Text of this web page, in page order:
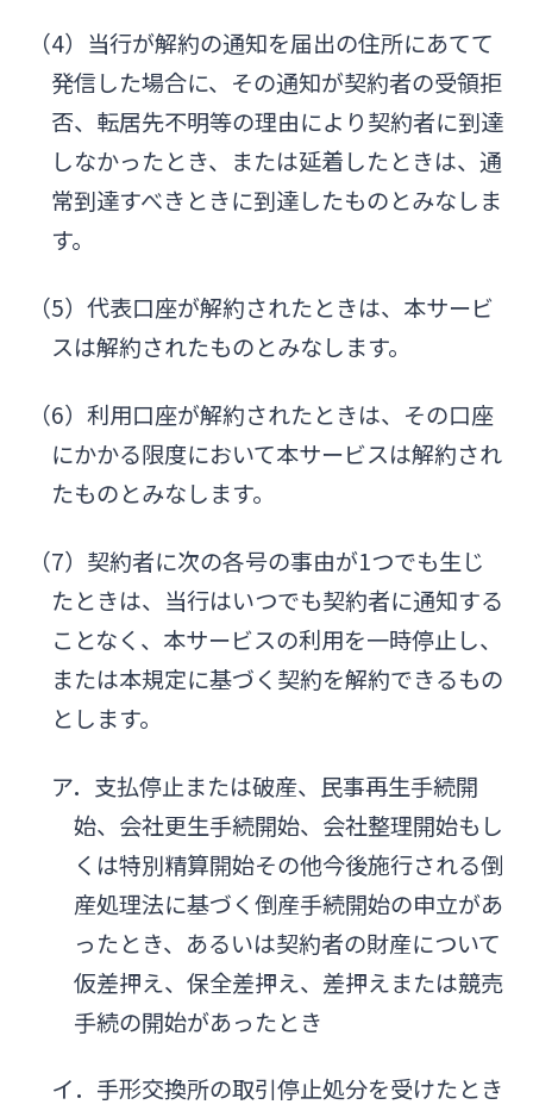
（4）当行が解約の通知を届出の住所にあてて
発信した場合に、その通知が契約者の受領拒
否、転居先不明等の理由により契約者に到達
しなかったとき、または延着したときは、通
常到達すべきときに到達したものとみなしま
す。
（5）代表口座が解約されたときは、本サービ
スは解約されたものとみなします。
（6）利用口座が解約されたときは、その口座
にかかる限度において本サービスは解約され
たものとみなします。
（7）契約者に次の各号の事由が1つでも生じ
たときは、当行はいつでも契約者に通知する
ことなく、本サービスの利用を一時停止し、
または本規定に基づく契約を解約できるもの
とします。
ア．支払停止または破産、民事再生手続開
始、会社更生手続開始、会社整理開始もし
くは特別精算開始その他今後施行される倒
産処理法に基づく倒産手続開始の申立があ
ったとき、あるいは契約者の財産について
仮差押え、保全差押え、差押えまたは競売
手続の開始があったとき
イ．手形交換所の取引停止処分を受けたとき